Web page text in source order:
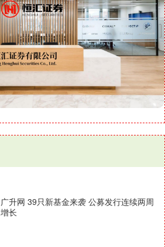
广升网 39只新基金来袭 公募发行连续两周
增长